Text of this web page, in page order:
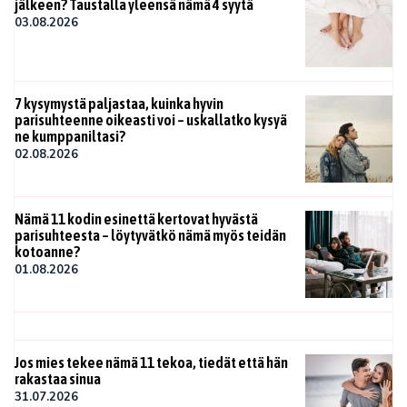
jälkeen? Taustalla yleensä nämä 4 syytä
03.08.2026
7 kysymystä paljastaa, kuinka hyvin
parisuhteenne oikeasti voi – uskallatko kysyä
ne kumppaniltasi?
02.08.2026
Nämä 11 kodin esinettä kertovat hyvästä
parisuhteesta – löytyvätkö nämä myös teidän
kotoanne?
01.08.2026
Jos mies tekee nämä 11 tekoa, tiedät että hän
rakastaa sinua
31.07.2026